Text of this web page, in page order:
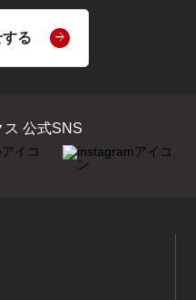
る
ス 公式SNS